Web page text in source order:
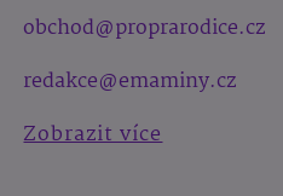
obchod@proprarodice.cz
redakce@emaminy.cz
Zobrazit více